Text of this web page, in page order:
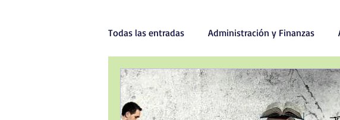
Todas las entradas Administración y Finanzas
Capital Humano Coaching Comercial